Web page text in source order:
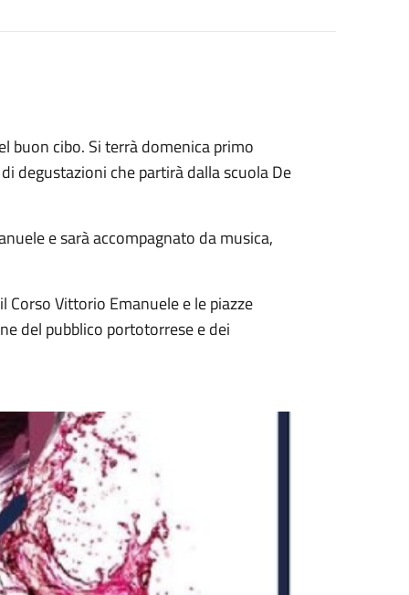
buon cibo. Si terrà domenica primo
degustazioni che partirà dalla scuola De
e sarà accompagnato da musica,
Vittorio Emanuele e le piazze
del pubblico portotorrese e dei